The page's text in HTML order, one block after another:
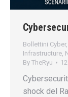
Bollettini Cyber,
Infrastructure,
By TheRyu
shock del